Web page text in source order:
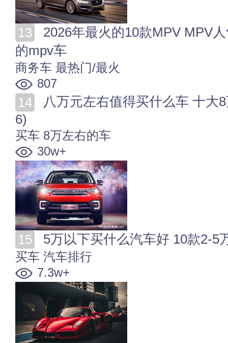
的mpv车
商务车 最热门/最火
807
6)
买车 8万左右的车
30w+
5万以下买什么汽车好 10款2-5
买车 汽车排行
7.3w+